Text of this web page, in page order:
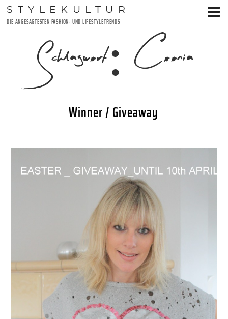
Zum
Inhalt
STYLEKULTUR
DIE ANGESAGTESTEN FASHION- UND LIFESTYLETRENDS
Schlagwort: Coonia
Winner / Giveaway